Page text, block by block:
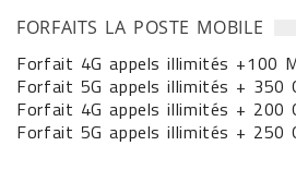
FORFAITS LA POSTE MOBILE
Forfait 4G appels illimités +100
Forfait 5G appels illimités + 350
Forfait 4G appels illimités + 200
Forfait 5G appels illimités + 250